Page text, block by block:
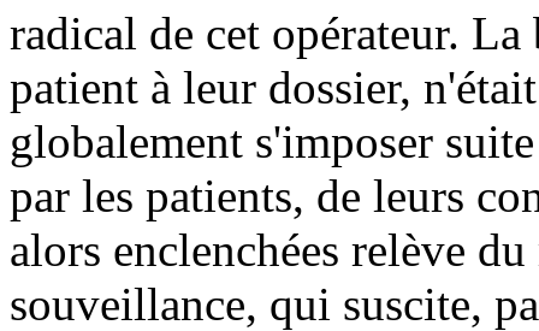
radical de cet opérateur.
patient à leur dossier,
globalement s'imposer
par les patients, de leurs
alors enclenchées relève
souveillance, qui suscite,